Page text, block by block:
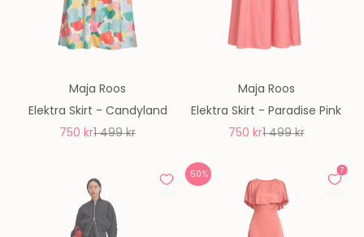
Maja Roos
Elektra Skirt - Candyland
REA-pris
750 krPris
1 499 kr
Maja Roos
Elektra Skirt - Paradise Pink
REA-pris
750 krPris
1 499 kr
50%